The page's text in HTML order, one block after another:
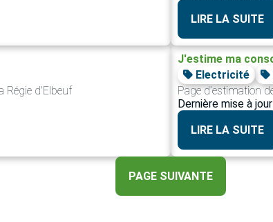
LIRE LA SUITE
Régie d'Elbeuf
J'estime ma
Electricité
Page d’estimation
Dernière mise à
LIRE LA SUITE
PAGE SUIVANTE